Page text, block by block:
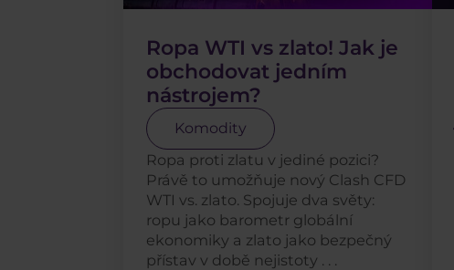
Ropa WTI vs zlato! Jak je
obchodovat jedním
nástrojem?
Komodity
Ropa proti zlatu v jediné pozici?
Právě to umožňuje nový Clash CFD
WTI vs. zlato. Spojuje dva světy:
ropu jako barometr globální
ekonomiky a zlato jako bezpečný
přístav v době nejistoty . . .